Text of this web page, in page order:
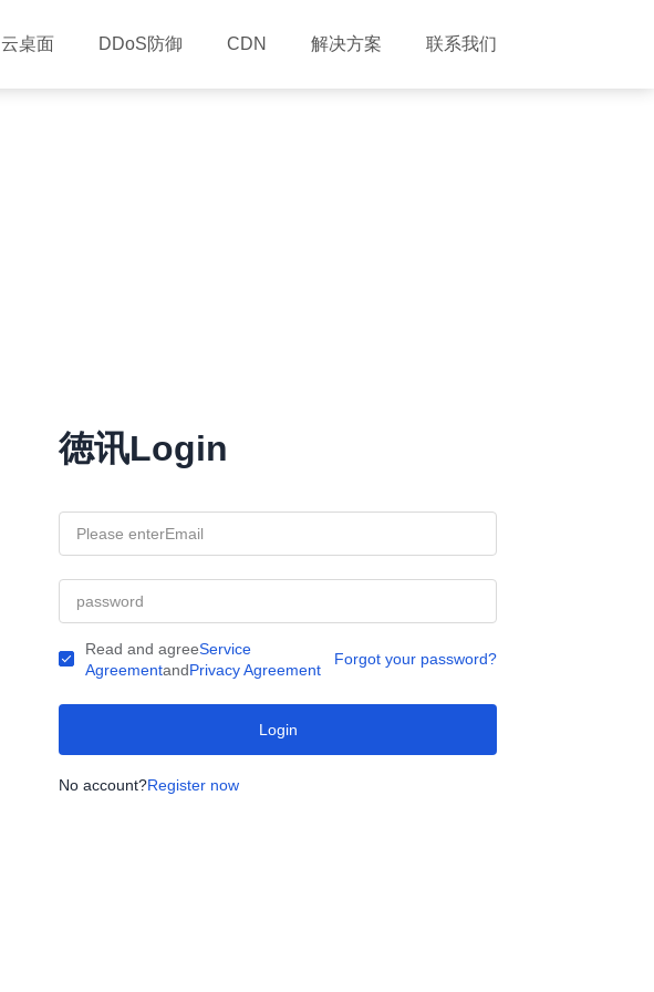
云桌面 DDoS防御 CDN 解决方案 联系我们
徳讯Login
Read and agreeService
AgreementandPrivacy Agreement
Forgot your password?
Login
No account?Register now